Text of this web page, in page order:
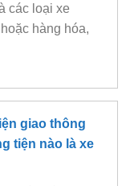
các loại xe
hàng hóa,
giao thông
tiện nào là xe